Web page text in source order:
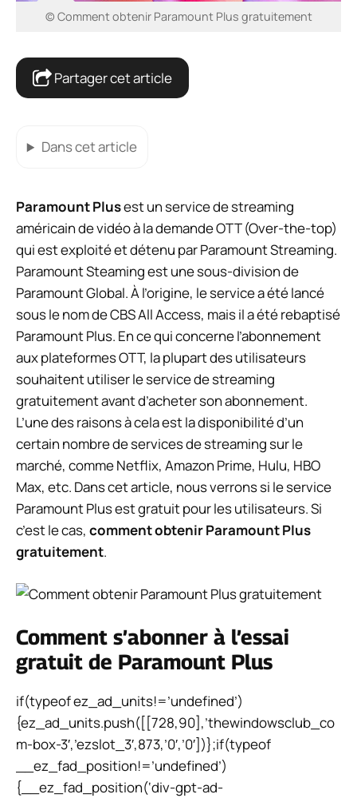
© Comment obtenir Paramount Plus gratuitement
Partager cet article
Dans cet article
Paramount Plusest un service de streaming
américain de vidéo à la demande OTT (Over-the-top)
qui est exploité et détenu par Paramount Streaming.
Paramount Steaming est une sous-division de
Paramount Global. À l’origine, le service a été lancé
sous le nom de CBS All Access, mais il a été rebaptisé
Paramount Plus. En ce qui concerne l’abonnement
aux plateformes OTT, la plupart des utilisateurs
souhaitent utiliser le service de streaming
gratuitement avant d’acheter son abonnement.
L’une des raisons à cela est la disponibilité d’un
certain nombre de services de streaming sur le
marché, comme Netflix, Amazon Prime, Hulu, HBO
Max, etc. Dans cet article, nous verrons si le service
Paramount Plus est gratuit pour les utilisateurs. Si
c’est le cas, comment obtenir Paramount Plus
gratuitement.
Comment s’abonner à l’essai
gratuit de Paramount Plus
if(typeof ez_ad_units!=’undefined’)
{ez_ad_units.push([[728,90],’thewindowsclub_co
m-box-3′,’ezslot_3′,873,’0′,’0′])};if(typeof
__ez_fad_position!=’undefined’)
{__ez_fad_position(‘div-gpt-ad-